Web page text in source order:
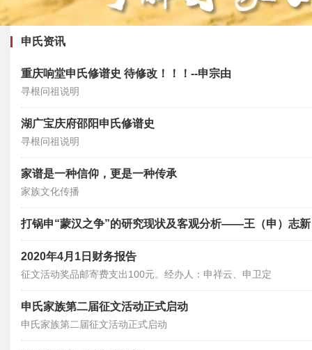
申氏资讯
重庆响堂申氏修谱史 待修改！！！--申宗由
寻根问祖说明
湖广宝庆府邵阳申氏修谱史
寻根问祖说明
家谱是一种信仰，更是一种传承
家族文化传播
打锅申“蒙汉之争”的研究现状及客观分析——王（申）志新
2020年4月1日财务报告
征文活动奖品邮寄费支出100元。经办人：申祥云、申卫定
申氏家族第二届征文活动正式启动
申氏家族第二届征文活动正式启动